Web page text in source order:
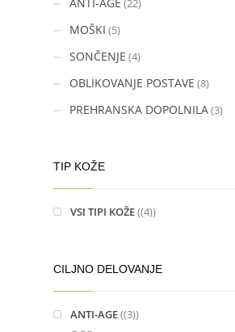
MOŠKI (5)
SONČENJE (4)
OBLIKOVANJE POSTAVE (8)
PREHRANSKA DOPOLNILA(3)
TIP KOŽE
VSI TIPI KOŽE (4)
CILJNO DELOVANJE
ANTI-AGE (3)